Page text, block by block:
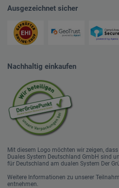
Ausgezeichnet sicher
Nachhaltig einkaufen
Mit diesem Logo möchten wir zeigen,
Duales System Deutschland GmbH sind
für Deutschland am dualen System Der
Weitere Informationen zu unserer
entnehmen.